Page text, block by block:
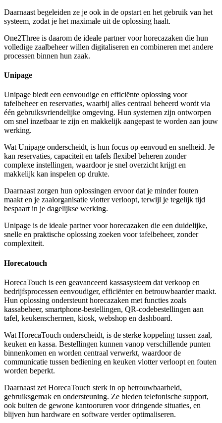
Daarnaast begeleiden ze je ook in de opstart en het gebruik van het
systeem, zodat je het maximale uit de oplossing haalt.
One2Three is daarom de ideale partner voor horecazaken die hun
volledige zaalbeheer willen digitaliseren en combineren met andere
processen binnen hun zaak.
Unipage
Unipage biedt een eenvoudige en efficiënte oplossing voor
tafelbeheer en reservaties, waarbij alles centraal beheerd wordt via
één gebruiksvriendelijke omgeving. Hun systemen zijn ontworpen
om snel inzetbaar te zijn en makkelijk aangepast te worden aan jouw
werking.
Wat Unipage onderscheidt, is hun focus op eenvoud en snelheid. Je
kan reservaties, capaciteit en tafels flexibel beheren zonder
complexe instellingen, waardoor je snel overzicht krijgt en
makkelijk kan inspelen op drukte.
Daarnaast zorgen hun oplossingen ervoor dat je minder fouten
maakt en je zaalorganisatie vlotter verloopt, terwijl je tegelijk tijd
bespaart in je dagelijkse werking.
Unipage is de ideale partner voor horecazaken die een duidelijke,
snelle en praktische oplossing zoeken voor tafelbeheer, zonder
complexiteit.
Horecatouch
HorecaTouch is een geavanceerd kassasysteem dat verkoop en
bedrijfsprocessen eenvoudiger, efficiënter en betrouwbaarder maakt.
Hun oplossing ondersteunt horecazaken met functies zoals
kassabeheer, smartphone-bestellingen, QR-codebestellingen aan
tafel, keukenschermen, kiosk, webshop en dashboard.
Wat HorecaTouch onderscheidt, is de sterke koppeling tussen zaal,
keuken en kassa. Bestellingen kunnen vanop verschillende punten
binnenkomen en worden centraal verwerkt, waardoor de
communicatie tussen bediening en keuken vlotter verloopt en fouten
worden beperkt.
Daarnaast zet HorecaTouch sterk in op betrouwbaarheid,
gebruiksgemak en ondersteuning. Ze bieden telefonische support,
ook buiten de gewone kantooruren voor dringende situaties, en
blijven hun hardware en software verder optimaliseren.